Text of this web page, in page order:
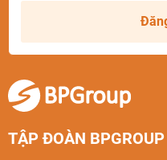
TẬP ĐOÀN BPGROUP